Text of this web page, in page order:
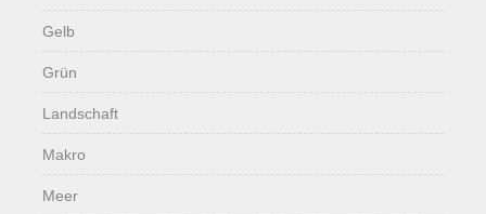
Gelb
Grün
Landschaft
Makro
Meer